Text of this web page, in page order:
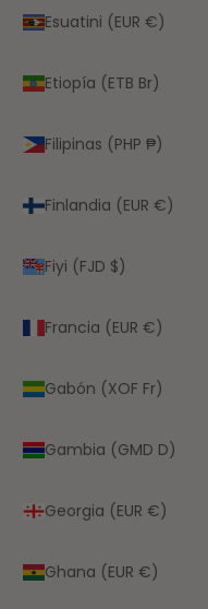
Esuatini (EUR €)
Etiopía (ETB Br)
Filipinas (PHP ₱)
Finlandia (EUR €)
Fiyi (FJD $)
Francia (EUR €)
Gabón (XOF Fr)
Gambia (GMD D)
Georgia (EUR €)
Ghana (EUR €)